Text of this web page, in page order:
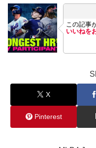
この記事
いいねを
X
Pinterest